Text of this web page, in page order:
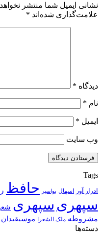
نشانی ایمیل شما منتشر
علامت‌گذاری شده‌اند *
دیدگاه *
نام *
ایمیل *
وب‌ سایت
Tags
ادرار آور اسهال بواسیر حافظ
سپهری سپهری
مشروطه ملک الشعرا موسیقیدان
دسته‌ها